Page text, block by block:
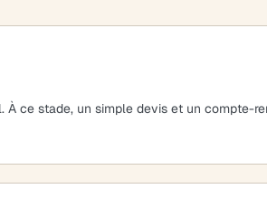
ce stade, un simple devis et un compte-